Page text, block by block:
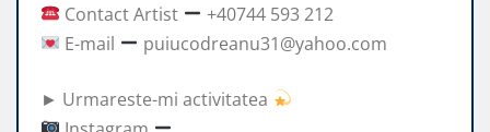
Contact Artist
+40744 593 212
E-mail
puiucodreanu31@yahoo.com
► Urmareste-mi activitatea